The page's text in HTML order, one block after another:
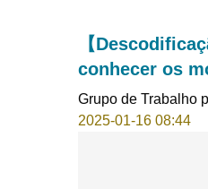
【
conhecer os
Grupo de Trabalho
2025-01-16 08:44